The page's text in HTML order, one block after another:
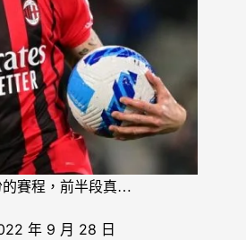
的賽程，前半段真…
年 9 月 28 日